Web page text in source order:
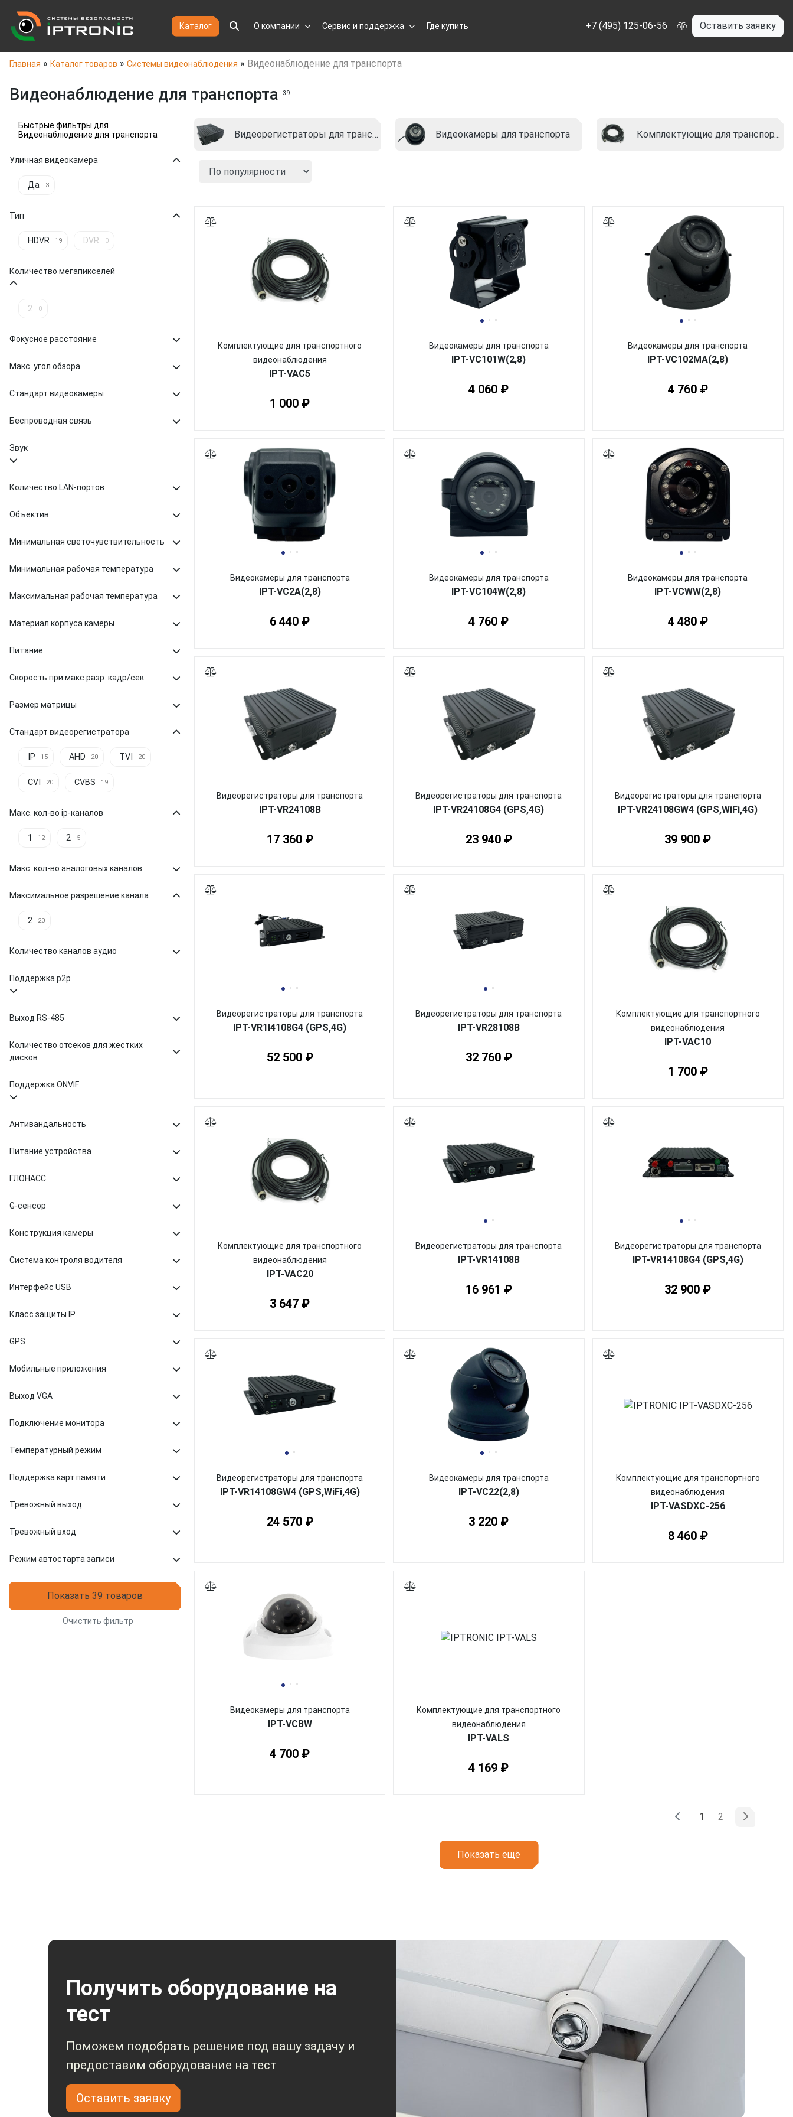
Каталог О компании Сервис и поддержка Где купить +7 (495) 125-06-56 Оставить заявку
Главная » Каталог товаров » Системы видеонаблюдения » Видеонаблюдение для транспорта
Видеонаблюдение для транспорта 39
Быстрые фильтры для
Видеонаблюдение для транспорта
Уличная видеокамера
Да 3
Тип
HDVR 19 DVR 0
Количество мегапикселей
2 0
Фокусное расстояние
Макс. угол обзора
Стандарт видеокамеры
Беспроводная связь
Звук
Количество LAN-портов
Объектив
Минимальная светочувствительность
Минимальная рабочая температура
Максимальная рабочая температура
Материал корпуса камеры
Питание
Скорость при макс.разр. кадр/сек
Размер матрицы
Стандарт видеорегистратора
IP 15 AHD 20 TVI 20
CVI 20 CVBS 19
Макс. кол-во ip-каналов
1 12 2 5
Макс. кол-во аналоговых каналов
Максимальное разрешение канала
2 20
Количество каналов аудио
Поддержка p2p
Выход RS-485
Количество отсеков для жестких
дисков
Поддержка ONVIF
Антивандальность
Питание устройства
ГЛОНАСС
G-сенсор
Конструкция камеры
Система контроля водителя
Интерфейс USB
Класс защиты IP
GPS
Мобильные приложения
Выход VGA
Подключение монитора
Температурный режим
Поддержка карт памяти
Тревожный выход
Тревожный вход
Режим автостарта записи
Показать 39 товаров
Очистить фильтр
Видеорегистраторы для транспорта Видеокамеры для транспорта Комплектующие для транспортного видеонаблюдения
Комплектующие для транспортного
видеонаблюдения
IPT-VAC5
1 000 ₽
Видеокамеры для транспорта
IPT-VC101W(2,8)
4 060 ₽
Видеокамеры для транспорта
IPT-VC102MA(2,8)
4 760 ₽
Видеокамеры для транспорта
IPT-VC2A(2,8)
6 440 ₽
Видеокамеры для транспорта
IPT-VC104W(2,8)
4 760 ₽
Видеокамеры для транспорта
IPT-VCWW(2,8)
4 480 ₽
Видеорегистраторы для транспорта
IPT-VR24108B
17 360 ₽
Видеорегистраторы для транспорта
IPT-VR24108G4 (GPS,4G)
23 940 ₽
Видеорегистраторы для транспорта
IPT-VR24108GW4 (GPS,WiFi,4G)
39 900 ₽
Видеорегистраторы для транспорта
IPT-VR1I4108G4 (GPS,4G)
52 500 ₽
Видеорегистраторы для транспорта
IPT-VR28108B
32 760 ₽
Комплектующие для транспортного
видеонаблюдения
IPT-VAC10
1 700 ₽
Комплектующие для транспортного
видеонаблюдения
IPT-VAC20
3 647 ₽
Видеорегистраторы для транспорта
IPT-VR14108B
16 961 ₽
Видеорегистраторы для транспорта
IPT-VR14108G4 (GPS,4G)
32 900 ₽
Видеорегистраторы для транспорта
IPT-VR14108GW4 (GPS,WiFi,4G)
24 570 ₽
Видеокамеры для транспорта
IPT-VC22(2,8)
3 220 ₽
Комплектующие для транспортного
видеонаблюдения
IPT-VASDXC-256
8 460 ₽
Видеокамеры для транспорта
IPT-VCBW
4 700 ₽
Комплектующие для транспортного
видеонаблюдения
IPT-VALS
4 169 ₽
1 (текущая)
2
Показать ещё
Получить оборудование на
тест
Поможем подобрать решение под вашу задачу и
предоставим оборудование на тест
Оставить заявку